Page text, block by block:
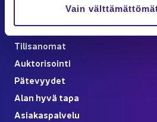
Vain
Jä­sen­si­säl­löt
Kou­lu­tuk­set ja ta­pah­tu­mat
Ti­li­sa­no­mat
Auk­to­ri­soin­ti
Pä­te­vyy­det
Alan hyvä tapa
Asia­kas­pal­ve­lu